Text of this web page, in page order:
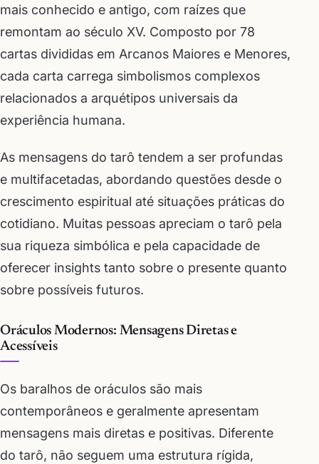
mais conhecido e antigo, com raízes que
remontam ao século XV. Composto por 78
cartas divididas em Arcanos Maiores e Menores,
cada carta carrega simbolismos complexos
relacionados a arquétipos universais da
experiência humana.
As mensagens do tarô tendem a ser profundas
e multifacetadas, abordando questões desde o
crescimento espiritual até situações práticas do
cotidiano. Muitas pessoas apreciam o tarô pela
sua riqueza simbólica e pela capacidade de
oferecer insights tanto sobre o presente quanto
sobre possíveis futuros.
Oráculos Modernos: Mensagens Diretas e
Acessíveis
Os baralhos de oráculos são mais
contemporâneos e geralmente apresentam
mensagens mais diretas e positivas. Diferente
do tarô, não seguem uma estrutura rígida,